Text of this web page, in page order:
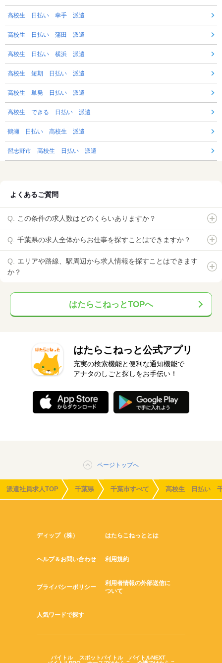
高校生 日払い 幸手 派遣
高校生 日払い 蒲田 派遣
高校生 日払い 横浜 派遣
高校生 短期 日払い 派遣
高校生 単発 日払い 派遣
高校生 できる 日払い 派遣
鶴瀬 日払い 高校生 派遣
習志野市 高校生 日払い 派遣
よくあるご質問
この条件の求人数はどのくらいありますか？
千葉県の求人全体からお仕事を探すことはできますか？
エリアや路線、駅周辺から求人情報を探すことはできます
か？
はたらこねっとTOPへ
はたらこねっと公式アプリ
充実の検索機能と便利な通知機能で
アナタのしごと探しをお手伝い！
ページトップへ
派遣社員求人TOP 千葉県 千葉市すべて 高校生 日払い
ディップ（株） はたらこねっととは
ヘルプ＆お問い合わせ 利用規約
プライバシーポリシー
利用者情報の外部送信に
ついて
人気ワードで探す
バイトル スポットバイトル
バイトルNEXT